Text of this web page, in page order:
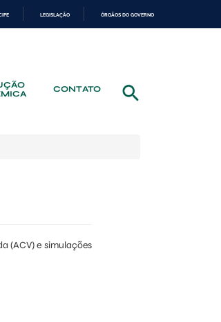
LEGISLAÇÃO ÓRGÃOS DO GOVERNO
CONTATO
(ACV) e simulações